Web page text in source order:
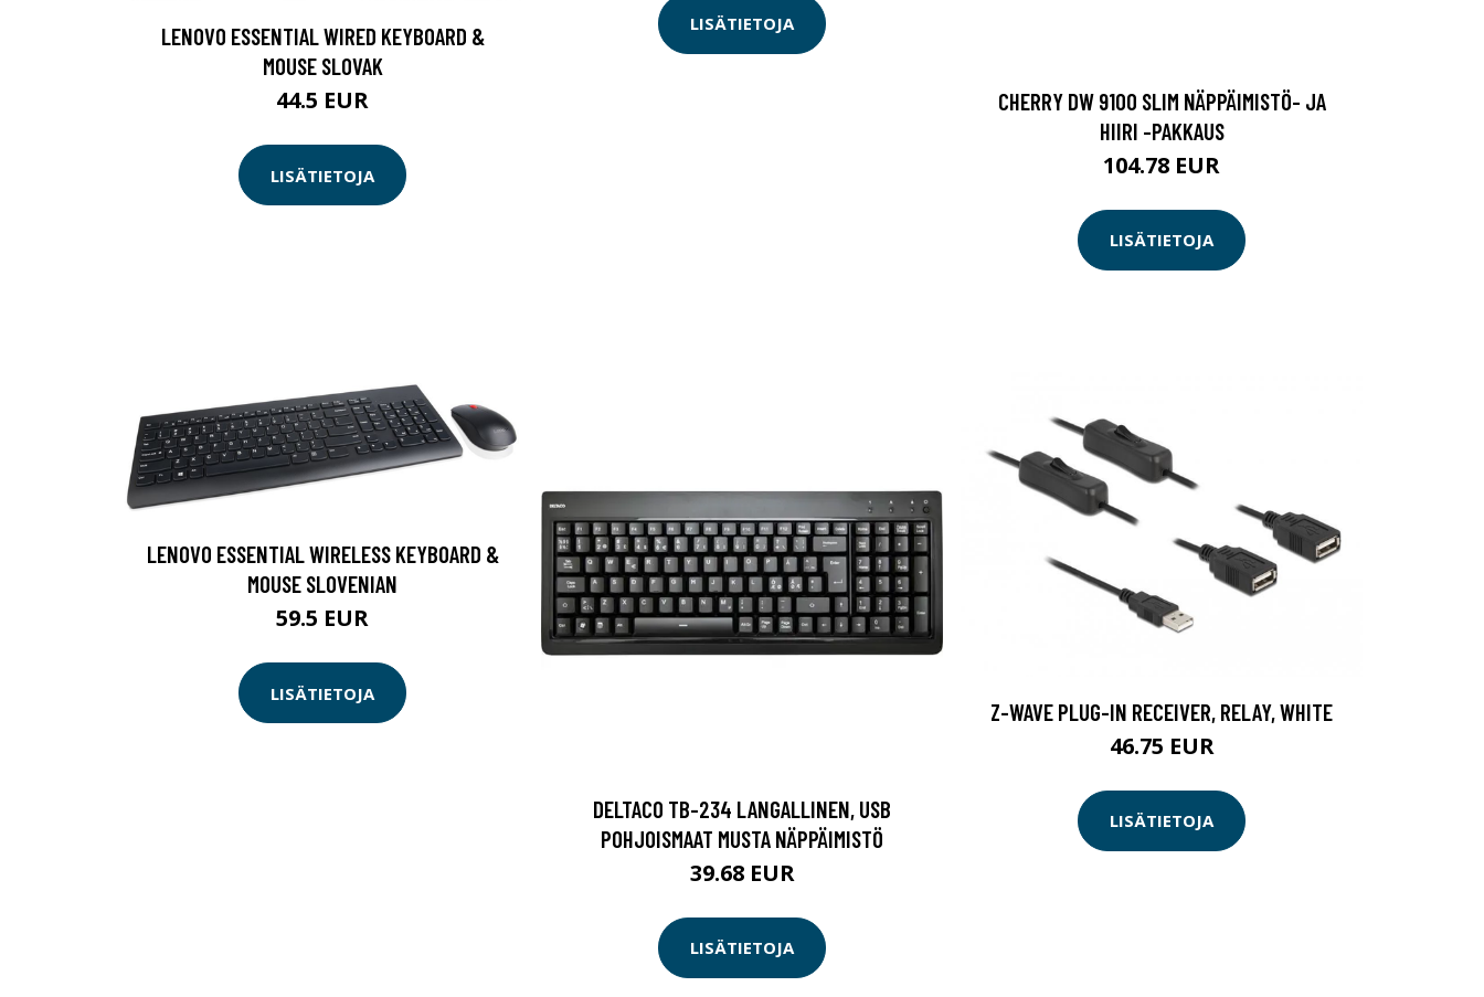
LENOVO ESSENTIAL WIRED KEYBOARD &
MOUSE SLOVAK
44.5 EUR
LISÄTIETOJA
LISÄTIETOJA
CHERRY DW 9100 SLIM NÄPPÄIMISTÖ- JA
HIIRI -PAKKAUS
104.78 EUR
LISÄTIETOJA
LENOVO ESSENTIAL WIRELESS KEYBOARD &
MOUSE SLOVENIAN
59.5 EUR
LISÄTIETOJA
DELTACO TB-234 LANGALLINEN, USB
POHJOISMAAT MUSTA NÄPPÄIMISTÖ
39.68 EUR
LISÄTIETOJA
Z-WAVE PLUG-IN RECEIVER, RELAY, WHITE
46.75 EUR
LISÄTIETOJA